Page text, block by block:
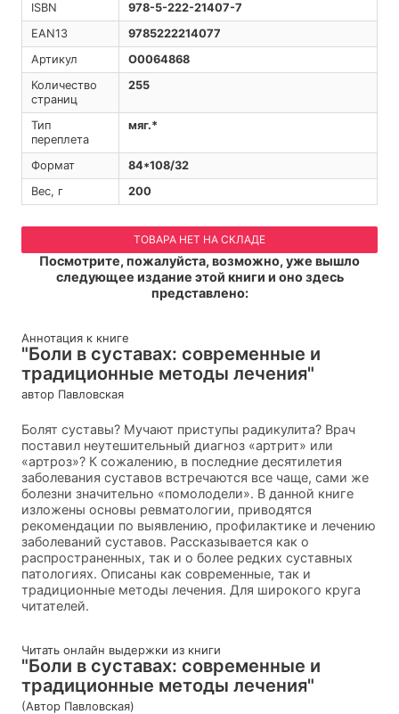
ISBN
978-5-222-21407-7
EAN13
9785222214077
Артикул
O0064868
Количество
страниц
255
Тип
переплета
мяг.*
Формат
84*108/32
Вес, г
200
ТОВАРА НЕТ НА СКЛАДЕ
Посмотрите, пожалуйста, возможно, уже вышло
следующее издание этой книги и оно здесь
представлено:
Аннотация к книге
"Боли в суставах: современные и
традиционные методы лечения"
автор Павловская
Болят суставы? Мучают приступы радикулита? Врач
поставил неутешительный диагноз «артрит» или
«артроз»? К сожалению, в последние десятилетия
заболевания суставов встречаются все чаще, сами же
болезни значительно «помолодели». В данной книге
изложены основы ревматологии, приводятся
рекомендации по выявлению, профилактике и лечению
заболеваний суставов. Рассказывается как о
распространенных, так и о более редких суставных
патологиях. Описаны как современные, так и
традиционные методы лечения. Для широкого круга
читателей.
Читать онлайн выдержки из книги
"Боли в суставах: современные и
традиционные методы лечения"
(Автор Павловская)